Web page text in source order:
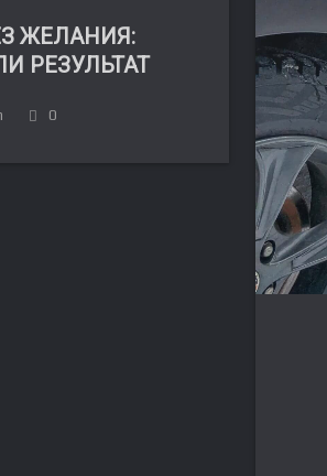
ЖЕЛАНИЯ:
РЕЗУЛЬТАТ
0